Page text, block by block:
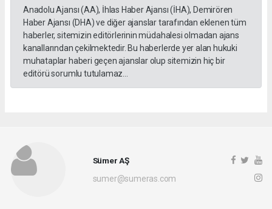
Anadolu Ajansı (AA), İhlas Haber Ajansı (İHA), Demirören
Haber Ajansı (DHA) ve diğer ajanslar tarafından eklenen tüm
haberler, sitemizin editörlerinin müdahalesi olmadan ajans
kanallarından çekilmektedir. Bu haberlerde yer alan hukuki
muhataplar haberi geçen ajanslar olup sitemizin hiç bir
editörü sorumlu tutulamaz...
Sümer AŞ
sumer@sumeras.com